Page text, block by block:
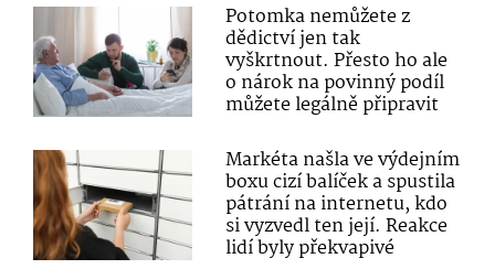
Potomka nemůžete z
dědictví jen tak
vyškrtnout. Přesto ho ale
o nárok na povinný podíl
můžete legálně připravit
Markéta našla ve výdejním
boxu cizí balíček a spustila
pátrání na internetu, kdo
si vyzvedl ten její. Reakce
lidí byly překvapivé